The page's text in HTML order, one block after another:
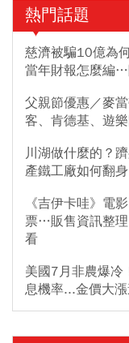
熱門話題
慈濟被騙10億為
當年財報怎麼編
父親節優惠／麥
客、肯德基、遊
川湖做什麼的？
產鐵工廠如何翻
《吉伊卡哇》電
票…販售資訊整
看
美國7月非農爆冷
息機率...金價大